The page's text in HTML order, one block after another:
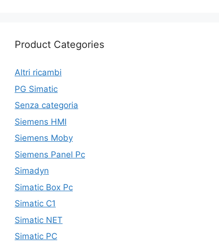
Product Categories
Altri ricambi
PG Simatic
Senza categoria
Siemens HMI
Siemens Moby
Siemens Panel Pc
Simadyn
Simatic Box Pc
Simatic C1
Simatic NET
Simatic PC